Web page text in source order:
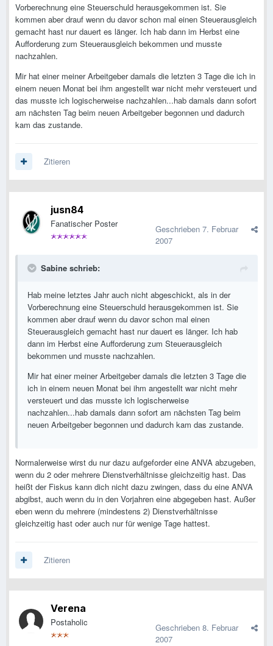
Vorberechnung eine Steuerschuld herausgekommen ist. Sie
kommen aber drauf wenn du davor schon mal einen Steuerausgleich
gemacht hast nur dauert es länger. Ich hab dann im Herbst eine
Aufforderung zum Steuerausgleich bekommen und musste
nachzahlen.
Mir hat einer meiner Arbeitgeber damals die letzten 3 Tage die ich in
einem neuen Monat bei ihm angestellt war nicht mehr versteuert und
das musste ich logischerweise nachzahlen...hab damals dann sofort
am nächsten Tag beim neuen Arbeitgeber begonnen und dadurch
kam das zustande.
Zitieren
jusn84
Fanatischer Poster Geschrieben 7. Februar
2007
Sabine schrieb:
Hab meine letztes Jahr auch nicht abgeschickt, als in der
Vorberechnung eine Steuerschuld herausgekommen ist. Sie
kommen aber drauf wenn du davor schon mal einen
Steuerausgleich gemacht hast nur dauert es länger. Ich hab
dann im Herbst eine Aufforderung zum Steuerausgleich
bekommen und musste nachzahlen.
Mir hat einer meiner Arbeitgeber damals die letzten 3 Tage die
ich in einem neuen Monat bei ihm angestellt war nicht mehr
versteuert und das musste ich logischerweise
nachzahlen...hab damals dann sofort am nächsten Tag beim
neuen Arbeitgeber begonnen und dadurch kam das zustande.
Normalerweise wirst du nur dazu aufgeforder eine ANVA abzugeben,
wenn du 2 oder mehrere Dienstverhältnisse gleichzeitig hast. Das
heißt der Fiskus kann dich nicht dazu zwingen, dass du eine ANVA
abgibst, auch wenn du in den Vorjahren eine abgegeben hast. Außer
eben wenn du mehrere (mindestens 2) Dienstverhältnisse
gleichzeitig hast oder auch nur für wenige Tage hattest.
Zitieren
Verena
Postaholic Geschrieben 8. Februar
2007